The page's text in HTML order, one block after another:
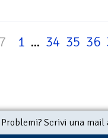
1 ... 34 35 36
Problemi? Scrivi una